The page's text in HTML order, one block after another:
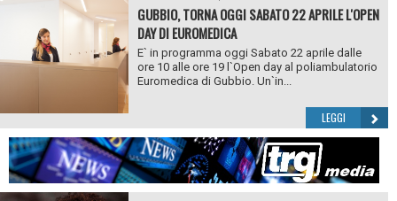
GUBBIO, TORNA OGGI SABATO 22 APRILE L'OPEN
DAY DI EUROMEDICA
E` in programma oggi Sabato 22 aprile dalle
ore 10 alle ore 19 l`Open day al poliambulatorio
Euromedica di Gubbio. Un`in...
LEGGI